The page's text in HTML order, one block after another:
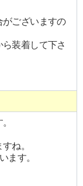
ございますの
装着して下さ
ね。
ます。